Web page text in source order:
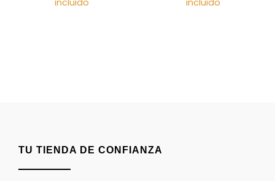
incluido
incluido
TU TIENDA DE CONFIANZA